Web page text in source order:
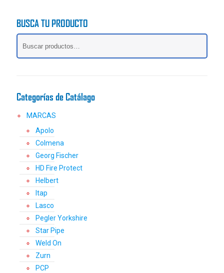
Las
opciones
página
producto
BUSCA TU PRODUCTO
Categorías de Catálago
MARCAS
Apolo
Colmena
Georg Fischer
HD Fire Protect
Helbert
Itap
Lasco
Pegler Yorkshire
Star Pipe
Weld On
Zurn
PCP